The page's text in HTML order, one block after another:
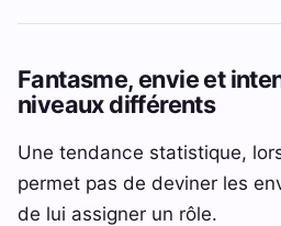
Fantasme, envie et
niveaux différents
Une tendance statistique,
permet pas de deviner les
de lui assigner un rôle.